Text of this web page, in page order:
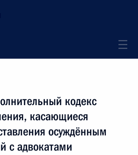
кодекс
касающиеся
осуждённым
с адвокатами